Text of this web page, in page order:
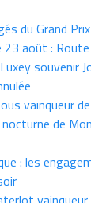
du Grand
23 août :
souvenir
vainqueur
de
: les